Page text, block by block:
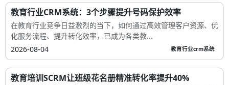
教育行业CRM系统：3个步骤提升号码保护效率
在教育行业竞争日益激烈的当下，如何通过高效管理客户资源、优
化服务流程、提升转化效率，已成为各类教...
2026-08-04
教育行业crm系统
教育培训SCRM让班级花名册精准转化率提升40%